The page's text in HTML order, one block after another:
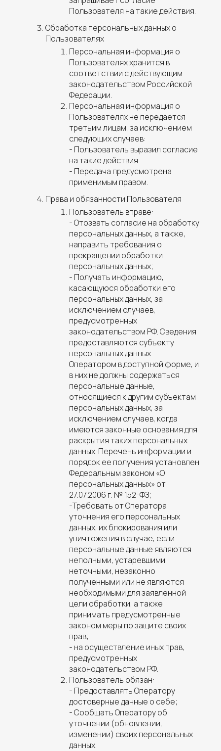
Пользователя на такие действия.
Обработка персональных данных о
Пользователях
Персональная информация о
Пользователях хранится в
соответствии с действующим
законодательством Российской
Федерации.
Персональная информация о
Пользователях не передается
третьим лицам, за исключением
следующих случаев:
- Пользователь выразил согласие
на такие действия.
- Передача предусмотрена
применимым правом.
Права и обязанности Пользователя
Пользователь вправе:
- Отозвать согласие на обработку
персональных данных, а также,
направить требования о
прекращении обработки
персональных данных;
- Получать информацию,
касающуюся обработки его
персональных данных, за
исключением случаев,
предусмотренных
законодательством РФ. Сведения
предоставляются субъекту
персональных данных
Оператором в доступной форме, и
в них не должны содержаться
персональные данные,
относящиеся к другим субъектам
персональных данных, за
исключением случаев, когда
имеются законные основания для
раскрытия таких персональных
данных. Перечень информации и
порядок ее получения установлен
Федеральным законом «О
персональных данных» от
27.07.2006 г. № 152-ФЗ;
-Требовать от Оператора
уточнения его персональных
данных, их блокирования или
уничтожения в случае, если
персональные данные являются
неполными, устаревшими,
неточными, незаконно
полученными или не являются
необходимыми для заявленной
цели обработки, а также
принимать предусмотренные
законом меры по защите своих
прав;
- на осуществление иных прав,
предусмотренных
законодательством РФ.
Пользователь обязан:
- Предоставлять Оператору
достоверные данные о себе;
- Сообщать Оператору об
уточнении (обновлении,
изменении) своих персональных
данных.